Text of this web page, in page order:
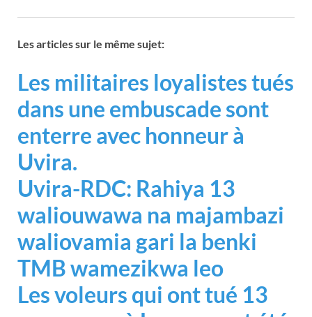
Les articles sur le même sujet:
Les militaires loyalistes tués
dans une embuscade sont
enterre avec honneur à
Uvira.
Uvira-RDC: Rahiya 13
waliouwawa na majambazi
waliovamia gari la benki
TMB wamezikwa leo
Les voleurs qui ont tué 13